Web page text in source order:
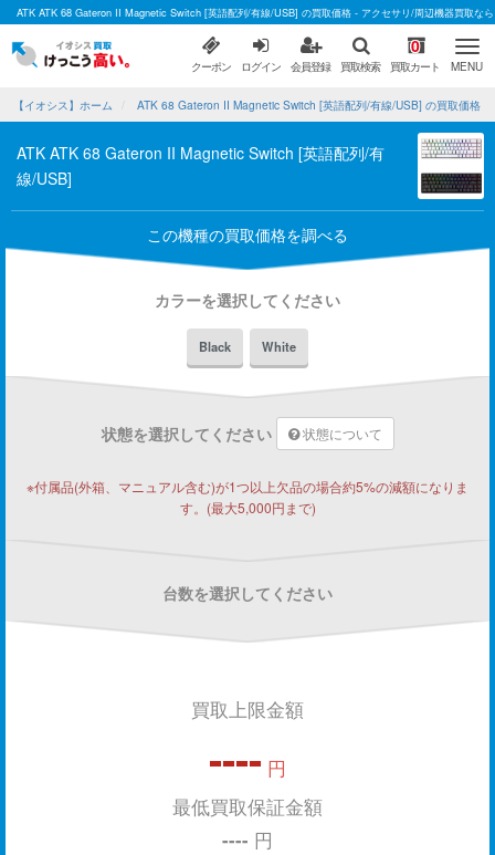
ATK ATK 68 Gateron II Magnetic Switch [英語配列/有線/USB] の買取価格 - アクセサリ/周辺機器買取な
クーポン ログイン 会員登録 買取検索
0
買取カート MENU
【イオシス】ホーム ATK 68 Gateron II Magnetic Switch [英語配列/有線/USB] の買取価格
ATK ATK 68 Gateron II Magnetic Switch [英語配列/有
線/USB]
この機種の買取価格を調べる
カラーを選択してください
Black White
状態を選択してください 状態について
※付属品(外箱、マニュアル含む)が1つ以上欠品の場合約5%の減額になりま
す。(最大5,000円まで)
台数を選択してください
買取上限金額
---- 円
最低買取保証金額
---- 円